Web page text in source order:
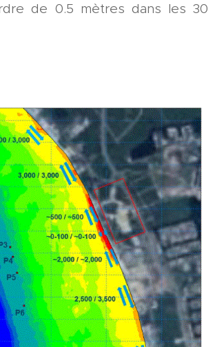
de 0.5 mètres dans les 30